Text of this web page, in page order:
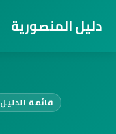
دليل المنصورية
قائمة الدليل